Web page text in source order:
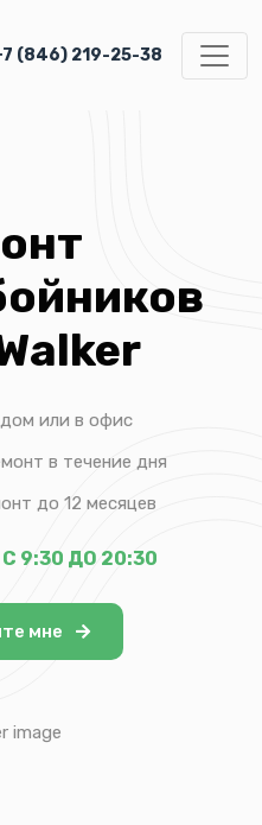
(846) 219-25-38
или в офис
в течение дня
до 12 месяцев
9:30 ДО 20:30
мне